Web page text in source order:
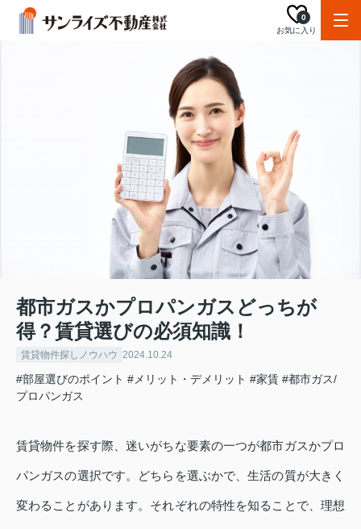
お気に入り
0
都市ガスかプロパンガスどっちが
得？賃貸選びの必須知識！
賃貸物件探しノウハウ 2024.10.24
#部屋選びのポイント #メリット・デメリット #家賃 #都市ガス/
プロパンガス
賃貸物件を探す際、迷いがちな要素の一つが都市ガスかプロ
パンガスの選択です。どちらを選ぶかで、生活の質が大きく
変わることがあります。それぞれの特性を知ることで、理想